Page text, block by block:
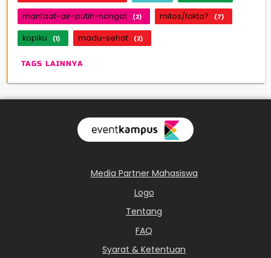
manfaat-air-putih-hangat (2) mitos/fakta? (7)
kopiku (1) madu-sehat (2)
TAGS LAINNYA
Media Partner Mahasiswa
Logo
Tentang
FAQ
Syarat & Ketentuan